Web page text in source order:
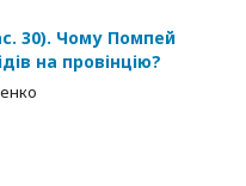
30). Чому Помпей
на провінцію?